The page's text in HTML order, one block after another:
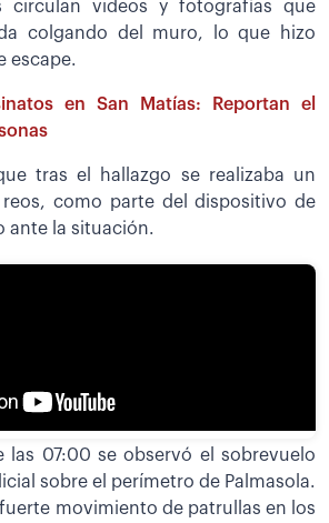
circulan videos y fotografías que
colgando del muro, lo que hizo
escape.
en San Matías: Reportan el
tras el hallazgo se realizaba un
reos, como parte del dispositivo de
ante la situación.
las 07:00 se observó el sobrevuelo
sobre el perímetro de Palmasola.
movimiento de patrullas en los